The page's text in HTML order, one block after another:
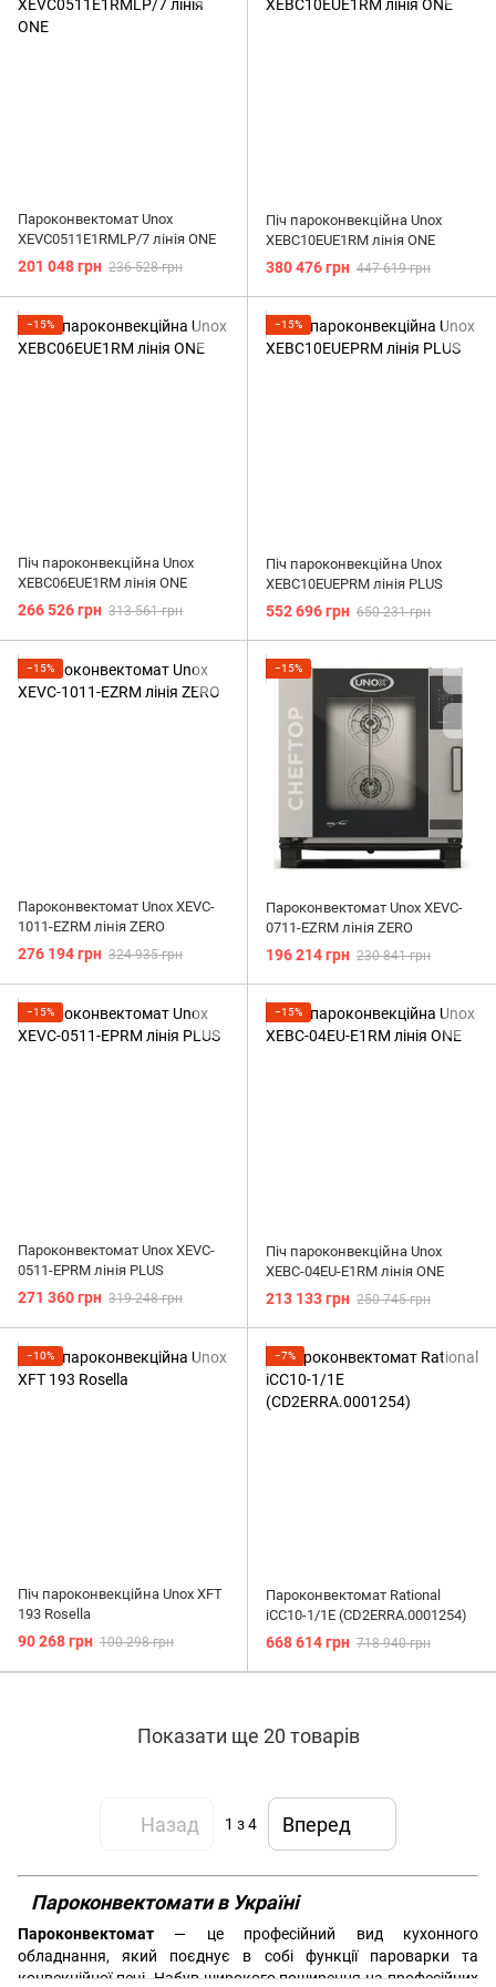
Пароконвектомат Unox
XEVC0511E1RMLP/7 лінія ONE
201 048 грн 236 528 грн
Піч пароконвекційна Unox
XEBC10EUE1RM лінія ONE
380 476 грн 447 619 грн
−15%
Піч пароконвекційна Unox
XEBC06EUE1RM лінія ONE
266 526 грн 313 561 грн
−15%
Піч пароконвекційна Unox
XEBC10EUEPRM лінія PLUS
552 696 грн 650 231 грн
−15%
Пароконвектомат Unox XEVC-
1011-EZRM лінія ZERO
276 194 грн 324 935 грн
−15%
Пароконвектомат Unox XEVC-
0711-EZRM лінія ZERO
196 214 грн 230 841 грн
−15%
Пароконвектомат Unox XEVC-
0511-EPRM лінія PLUS
271 360 грн 319 248 грн
−15%
Піч пароконвекційна Unox
XEBC-04EU-E1RM лінія ONE
213 133 грн 250 745 грн
−10%
Піч пароконвекційна Unox XFT
193 Rosella
90 268 грн 100 298 грн
−7%
Пароконвектомат Rational
iCC10-1/1E (CD2ERRA.0001254)
668 614 грн 718 940 грн
Показати ще 20 товарів
Назад 1 з 4 Вперед
Пароконвектомати в Україні
Пароконвектомат — це професійний вид кухонного
обладнання, який поєднує в собі функції пароварки та
конвекційної печі. Набув широкого поширення на професійних